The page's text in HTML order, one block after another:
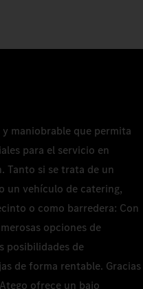
maniobrable que permita
para el servicio en
Tanto si se trata de un
un vehículo de catering,
o como barredera: Con
opciones de
posibilidades de
de forma rentable. Gracias
ofrece un bajo